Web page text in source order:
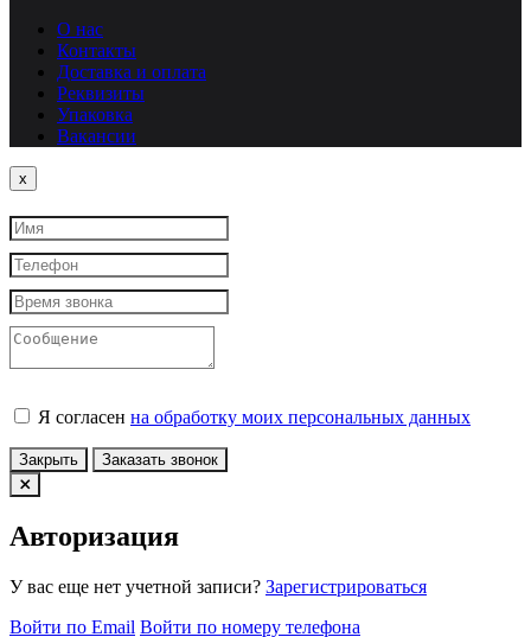
О нас
Контакты
Доставка и оплата
Реквизиты
Упаковка
Вакансии
x
Я согласен на обработку моих персональных данных
Закрыть Заказать звонок
Авторизация
У вас еще нет учетной записи? Зарегистрироваться
Войти по Email Войти по номеру телефона